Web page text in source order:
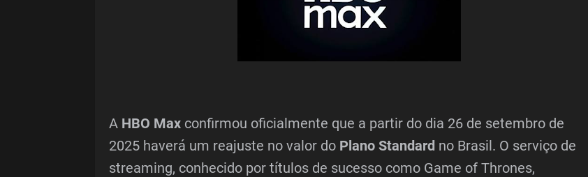
A HBO Maxconfirmou oficialmente que a partir do dia 26 de setembro de
2025 haverá um reajuste no valor do Plano Standardno Brasil. O serviço de
streaming, conhecido por títulos de sucesso como Game of Thrones,